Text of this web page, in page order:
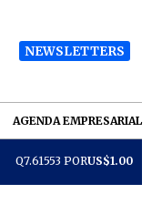
NEWSLETTERS
AGENDA EMPRESARIAL
Q7.61553 PORUS$1.00